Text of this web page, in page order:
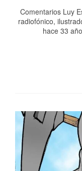
Comentarios Luy
radiofónico,
hace 33